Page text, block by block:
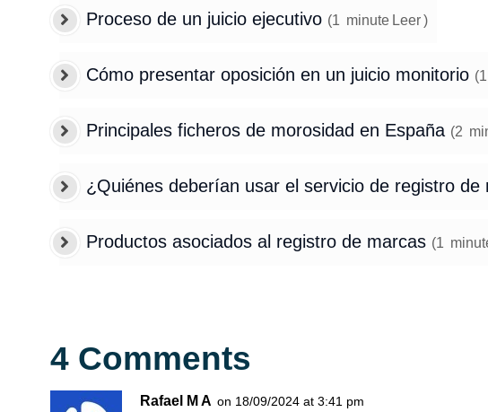
Proceso de un juicio ejecutivo (1 minute Leer )
Cómo presentar oposición en un juicio monitorio (1
Principales ficheros de morosidad en España (2
¿Quiénes deberían usar el servicio de registro de
Productos asociados al registro de marcas (1
4 Comments
Rafael M A on 18/09/2024 at 3:41 pm